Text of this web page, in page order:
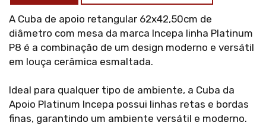
A Cuba de apoio retangular 62x42,50cm de
diâmetro com mesa da marca Incepa linha Platinum
P8 é a combinação de um design moderno e versátil
em louça cerâmica esmaltada.
Ideal para qualquer tipo de ambiente, a Cuba da
Apoio Platinum Incepa possui linhas retas e bordas
finas, garantindo um ambiente versátil e moderno.